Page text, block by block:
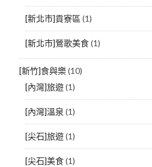
[新北市]貢寮區 (1)
[新北市]鶯歌美食(1)
[新竹]食與樂(10)
[內灣]旅遊(1)
[內灣]溫泉 (1)
[尖石]旅遊(1)
[尖石]美食(1)